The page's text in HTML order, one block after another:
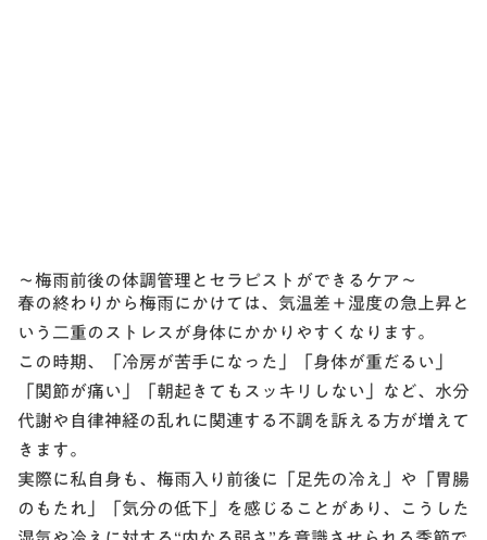
〜梅雨前後の体調管理とセラピストができるケア〜
春の終わりから梅雨にかけては、 気温差＋湿度の急上昇と
いう二重のストレスが身体にかかりやすくなります。
この時期、「冷房が苦手になった」「身体が重だるい」
「関節が痛い」「朝起きてもスッキリしない」など、 水分
代謝や自律神経の乱れに関連する不調を訴える方が増えて
きます。
実際に私自身も、梅雨入り前後に「足先の冷え」や「胃腸
のもたれ」「気分の低下」を感じることがあり、こうした